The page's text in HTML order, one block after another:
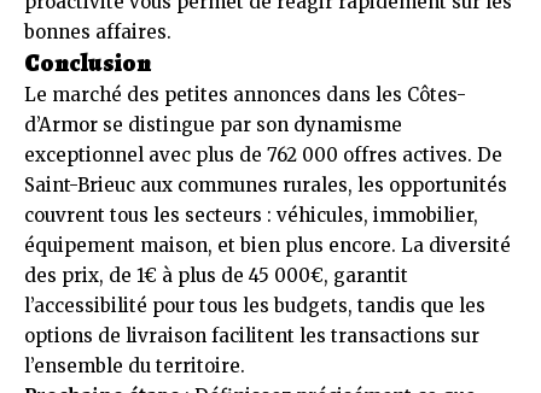
bonnes affaires.
Conclusion
Le marché des petites annonces dans les Côtes-
d’Armor se distingue par son dynamisme
exceptionnel avec plus de 762 000 offres actives. De
Saint-Brieuc aux communes rurales, les opportunités
couvrent tous les secteurs : véhicules, immobilier,
équipement maison, et bien plus encore. La diversité
des prix, de 1€ à plus de 45 000€, garantit
l’accessibilité pour tous les budgets, tandis que les
options de livraison facilitent les transactions sur
l’ensemble du territoire.